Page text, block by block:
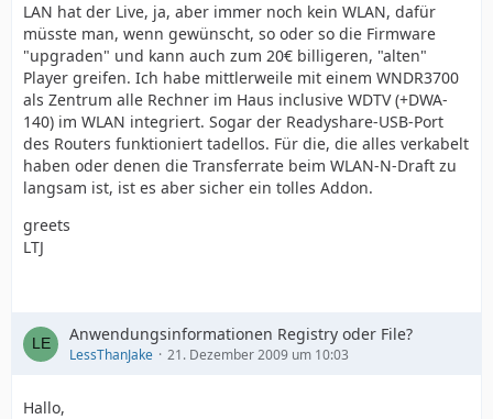
LAN hat der Live, ja, aber immer noch kein WLAN, dafür
müsste man, wenn gewünscht, so oder so die Firmware
"upgraden" und kann auch zum 20€ billigeren, "alten"
Player greifen. Ich habe mittlerweile mit einem WNDR3700
als Zentrum alle Rechner im Haus inclusive WDTV (+DWA-
140) im WLAN integriert. Sogar der Readyshare-USB-Port
des Routers funktioniert tadellos. Für die, die alles verkabelt
haben oder denen die Transferrate beim WLAN-N-Draft zu
langsam ist, ist es aber sicher ein tolles Addon.
greets
LTJ
Anwendungsinformationen Registry oder File?
LessThanJake 21. Dezember 2009 um 10:03
Hallo,